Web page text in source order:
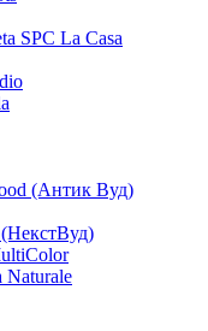
SPC La Casa
(Антик Вуд)
(НекстВуд)
Naturale